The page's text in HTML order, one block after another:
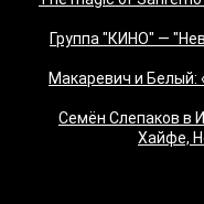
Группа "КИНО" —
Макаревич и Белый:
Семён Слепаков в
Хайфе,